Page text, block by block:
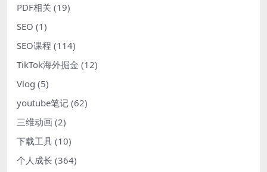
PDF相关 (19)
SEO (1)
SEO课程 (114)
TikTok海外掘金 (12)
Vlog (5)
youtube笔记 (62)
三维动画 (2)
下载工具 (10)
个人成长 (364)